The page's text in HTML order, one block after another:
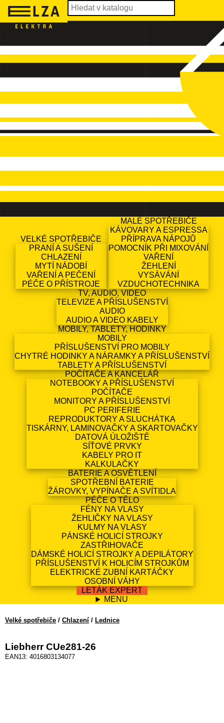
VELKÉ SPOTŘEBIČE
PRANÍ A SUŠENÍ
CHLAZENÍ
MYTÍ NÁDOBÍ
VAŘENÍ A PEČENÍ
PÉČE O PŘÍSTROJE
MALÉ SPOTŘEBIČE
KÁVOVARY A ESPRESSA
PŘÍPRAVA NÁPOJŮ
POMOCNÍK PŘI MIXOVÁNÍ
VAŘENÍ
ŽEHLENÍ
VYSÁVÁNÍ
VZDUCHOTECHNIKA
TV, AUDIO, VIDEO
TELEVIZE A PŘÍSLUŠENSTVÍ
AUDIO
AUDIO A VIDEO KABELY
MOBILY, TABLETY, HODINKY
MOBILY
PŘÍSLUŠENSTVÍ PRO MOBILY
CHYTRÉ HODINKY A NÁRAMKY A PŘÍSLUŠENSTVÍ
TABLETY A PŘÍSLUŠENSTVÍ
POČÍTAČE A KANCELÁŘ
NOTEBOOKY A PŘÍSLUŠENSTVÍ
POČÍTAČE
MONITORY A PŘÍSLUŠENSTVÍ
PC PERIFERIE
REPRODUKTORY A SLUCHÁTKA
TISKÁRNY, LAMINOVAČKY A SKARTOVAČKY
DATOVÁ ÚLOŽIŠTĚ
SÍŤOVÉ PRVKY
KABELY PRO IT
KALKULAČKY
BATERIE A OSVĚTLENÍ
SPOTŘEBNÍ BATERIE
ŽÁROVKY, VYPÍNAČE A SVÍTIDLA
PÉČE O TĚLO
FÉNY NA VLASY
ŽEHLIČKY NA VLASY
KULMY NA VLASY
PÁNSKÉ HOLICÍ STROJKY
ZASTŘIHOVAČE
DÁMSKÉ HOLICÍ STROJKY A DEPILÁTORY
PŘÍSLUŠENSTVÍ K HOLICÍM STROJKŮM
ELEKTRICKÉ ZUBNÍ KARTÁČKY
OSOBNÍ VÁHY
LETÁK EXPERT
MENU
Velké spotřebiče / Chlazení / Lednice
Liebherr CUe281-26
EAN13: 4016803134077